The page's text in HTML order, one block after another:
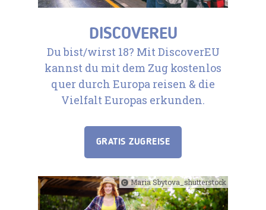
DISCOVEREU
Du bist/wirst 18? Mit DiscoverEU
kannst du mit dem Zug kostenlos
quer durch Europa reisen & die
Vielfalt Europas erkunden.
GRATIS ZUGREISE
Maria Sbytova_shutterstock